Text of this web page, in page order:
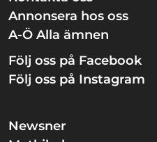
Annonsera hos oss
A-Ö Alla ämnen
Följ oss på Facebook
Följ oss på Instagram
Newsner